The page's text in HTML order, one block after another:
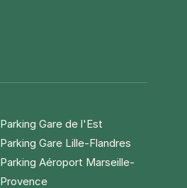
Parking Gare de l'Est
Parking Gare Lille-Flandres
Parking Aéroport Marseille-
Provence